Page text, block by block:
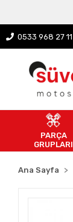
0533 968 27 11
PARÇA
GRUPLARI
Ana Sayfa